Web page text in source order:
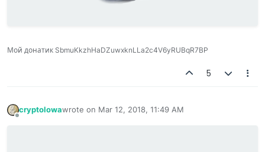
Мой донатик SbmuKkzhHaDZuwxknLLa2c4V6yRUBqR7BP
5
Offline
cryptolowawrote on Mar 12, 2018, 11:49 AM
last edited by